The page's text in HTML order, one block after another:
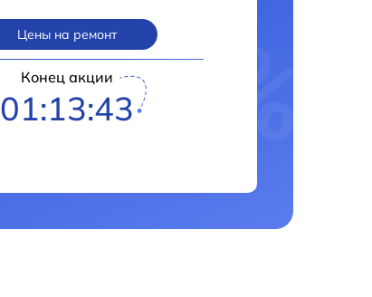
Цены на ремонт
Конец акции
01:13:42